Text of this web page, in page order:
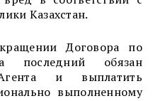
Казахстан.
Договора по
последний обязан
и выплатить
выполненному